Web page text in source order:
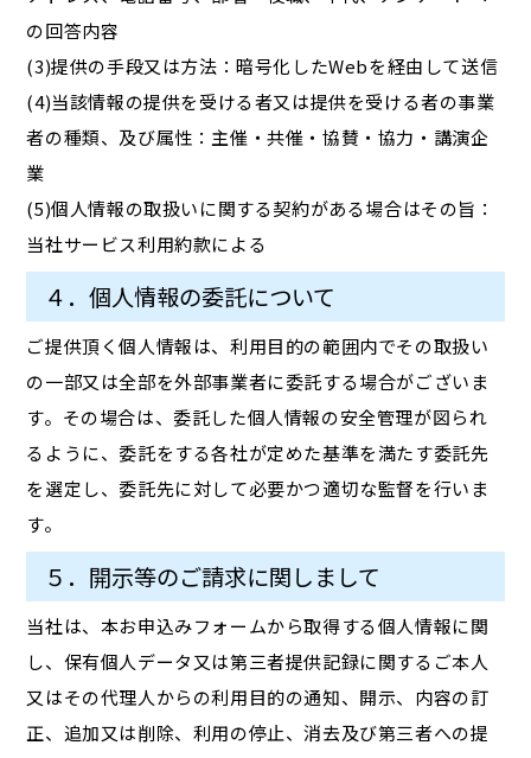
の回答内容
(3)提供の手段又は方法：暗号化したWebを経由して送信
(4)当該情報の提供を受ける者又は提供を受ける者の事業
者の種類、及び属性：主催・共催・協賛・協力・講演企
業
(5)個人情報の取扱いに関する契約がある場合はその旨：
当社サービス利用約款による
４．個人情報の委託について
ご提供頂く個人情報は、利用目的の範囲内でその取扱い
の一部又は全部を外部事業者に委託する場合がございま
す。その場合は、委託した個人情報の安全管理が図られ
るように、委託をする各社が定めた基準を満たす委託先
を選定し、委託先に対して必要かつ適切な監督を行いま
す。
５．開示等のご請求に関しまして
当社は、本お申込みフォームから取得する個人情報に関
し、保有個人データ又は第三者提供記録に関するご本人
又はその代理人からの利用目的の通知、開示、内容の訂
正、追加又は削除、利用の停止、消去及び第三者への提